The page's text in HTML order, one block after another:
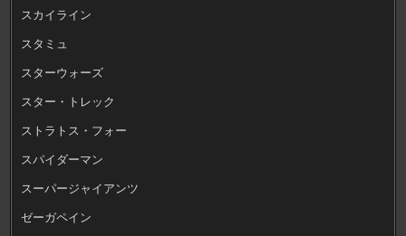
スカイライン
スタミュ
スターウォーズ
スター・トレック
ストラトス・フォー
スパイダーマン
スーパージャイアンツ
ゼーガペイン